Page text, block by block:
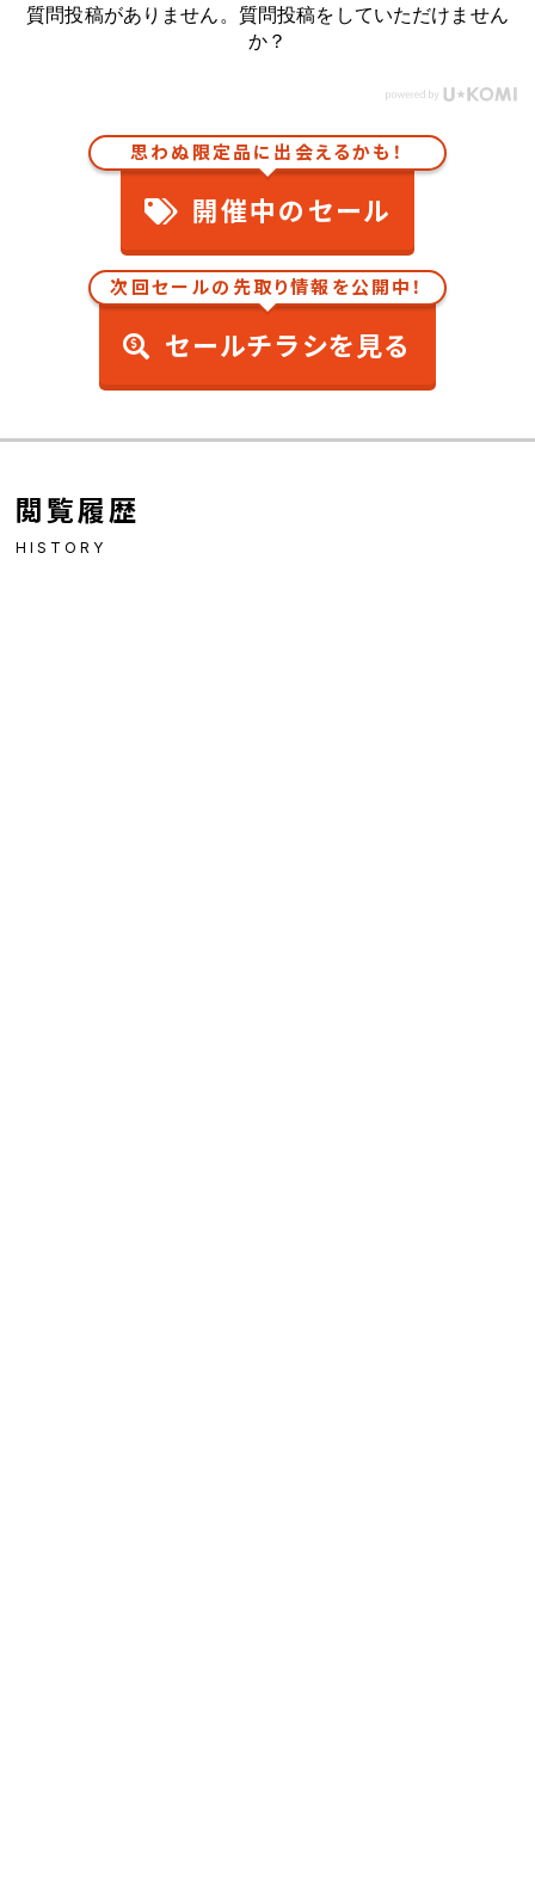
質問投稿がありません。質問投稿をしていただけません
か？
思わぬ限定品に出会えるかも！
開催中のセール
次回セールの先取り情報を公開中！
セールチラシを見る
閲覧履歴
HISTORY